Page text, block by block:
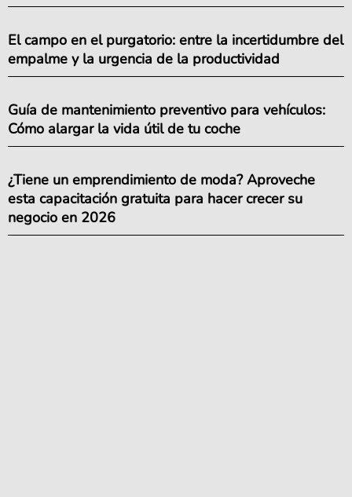
El campo en el purgatorio: entre la incertidumbre del
empalme y la urgencia de la productividad
Guía de mantenimiento preventivo para vehículos:
Cómo alargar la vida útil de tu coche
¿Tiene un emprendimiento de moda? Aproveche
esta capacitación gratuita para hacer crecer su
negocio en 2026